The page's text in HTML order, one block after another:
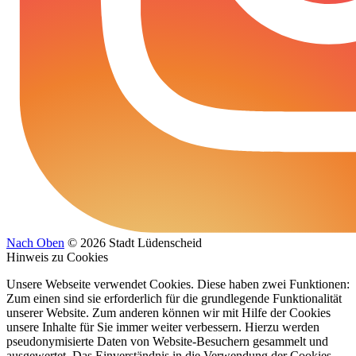
Nach Oben © 2026 Stadt Lüdenscheid
Hinweis zu Cookies
Unsere Webseite verwendet Cookies. Diese haben zwei Funktionen:
Zum einen sind sie erforderlich für die grundlegende Funktionalität
unserer Website. Zum anderen können wir mit Hilfe der Cookies
unsere Inhalte für Sie immer weiter verbessern. Hierzu werden
pseudonymisierte Daten von Website-Besuchern gesammelt und